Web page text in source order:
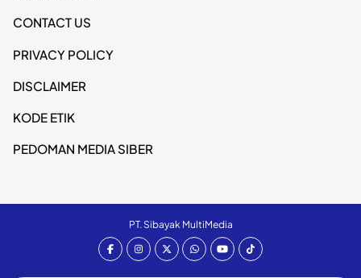
CONTACT US
PRIVACY POLICY
DISCLAIMER
KODE ETIK
PEDOMAN MEDIA SIBER
PT. Sibayak MultiMedia